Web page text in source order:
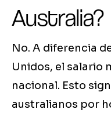
Australia?
No. A diferencia
Unidos, el salario
nacional. Esto
australianos por